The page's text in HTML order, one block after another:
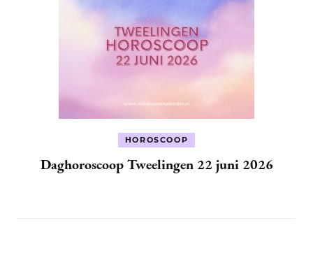
HOROSCOOP
Daghoroscoop Tweelingen 22 juni 2026